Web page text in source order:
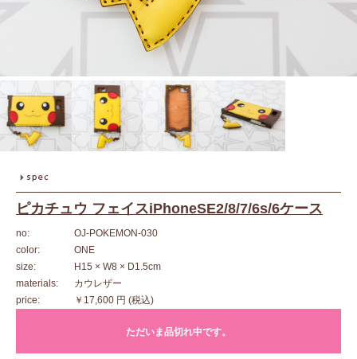
ピカチュウ フェイスiPhoneSE2/8/7/6s/6ケース
no:
OJ-POKEMON-030
color:
ONE
size:
H15 × W8 × D1.5cm
materials:
カウレザー
price:
￥17,600 円 (税込)
ただいま品切れ中です。